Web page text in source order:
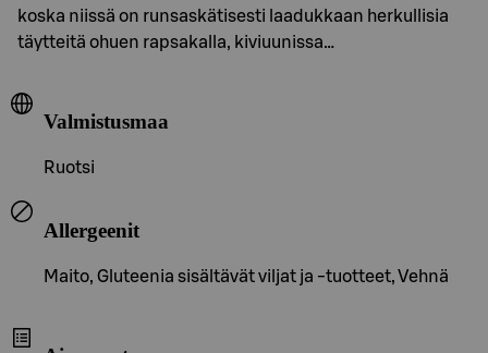
koska niissä on runsaskätisesti laadukkaan herkullisia
täytteitä ohuen rapsakalla, kiviuunissa…
Valmistusmaa
Ruotsi
Allergeenit
Maito, Gluteenia sisältävät viljat ja -tuotteet, Vehnä